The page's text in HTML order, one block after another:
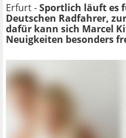
Erfurt -Sportlich läuft es
Deutschen Radfahrer,
dafür kann sich Marcel
Neuigkeiten besonders